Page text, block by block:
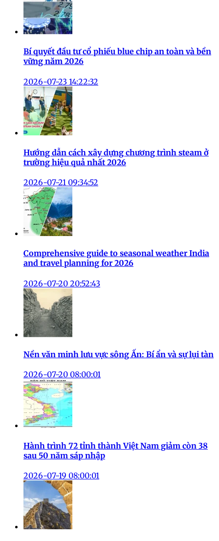
Bí quyết đầu tư cổ phiếu blue chip an toàn và bền
vững năm 2026
2026-07-23 14:22:32
Hướng dẫn cách xây dựng chương trình steam ở
trường hiệu quả nhất 2026
2026-07-21 09:34:52
Comprehensive guide to seasonal weather India
and travel planning for 2026
2026-07-20 20:52:43
Nền văn minh lưu vực sông Ấn: Bí ẩn và sự lụi tàn
2026-07-20 08:00:01
Hành trình 72 tỉnh thành Việt Nam giảm còn 38
sau 50 năm sáp nhập
2026-07-19 08:00:01